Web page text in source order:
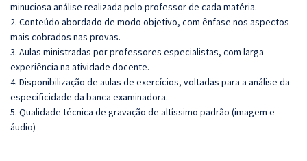
minuciosa análise realizada pelo professor de cada matéria.
2. Conteúdo abordado de modo objetivo, com ênfase nos aspectos
mais cobrados nas provas.
3. Aulas ministradas por professores especialistas, com larga
experiência na atividade docente.
4. Disponibilização de aulas de exercícios, voltadas para a análise da
especificidade da banca examinadora.
5. Qualidade técnica de gravação de altíssimo padrão (imagem e
áudio)